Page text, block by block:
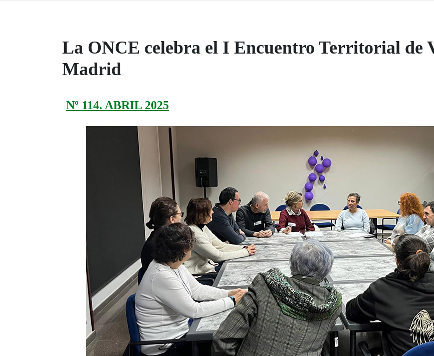
La ONCE celebra el I Encuentro Territorial de
Madrid
Nº 114. ABRIL 2025